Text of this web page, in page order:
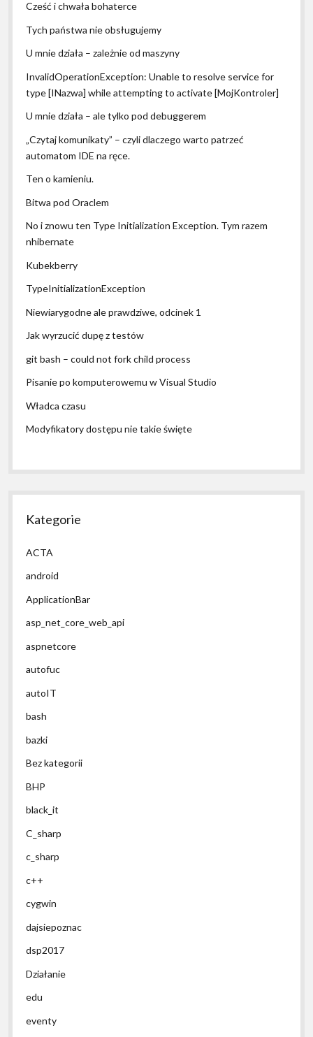
Cześć i chwała bohaterce
Tych państwa nie obsługujemy
U mnie działa – zależnie od maszyny
InvalidOperationException: Unable to resolve service for
type [INazwa] while attempting to activate [MojKontroler]
U mnie działa – ale tylko pod debuggerem
„Czytaj komunikaty” – czyli dlaczego warto patrzeć
automatom IDE na ręce.
Ten o kamieniu.
Bitwa pod Oraclem
No i znowu ten Type Initialization Exception. Tym razem
nhibernate
Kubekberry
TypeInitializationException
Niewiarygodne ale prawdziwe, odcinek 1
Jak wyrzucić dupę z testów
git bash – could not fork child process
Pisanie po komputerowemu w Visual Studio
Władca czasu
Modyfikatory dostępu nie takie święte
Kategorie
ACTA
android
ApplicationBar
asp_net_core_web_api
aspnetcore
autofuc
autoIT
bash
bazki
Bez kategorii
BHP
black_it
C_sharp
c_sharp
c++
cygwin
dajsiepoznac
dsp2017
Działanie
edu
eventy